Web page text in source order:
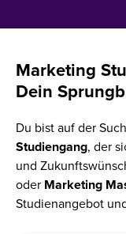
Marketing
Dein
Du bist auf der
Studiengang, der
und
oder Marketing
Studienangebot